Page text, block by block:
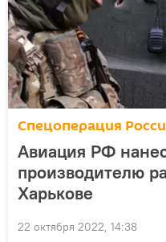
Спецоперация
Авиация РФ
производителю
Харькове
22 октября 2022, 14:38